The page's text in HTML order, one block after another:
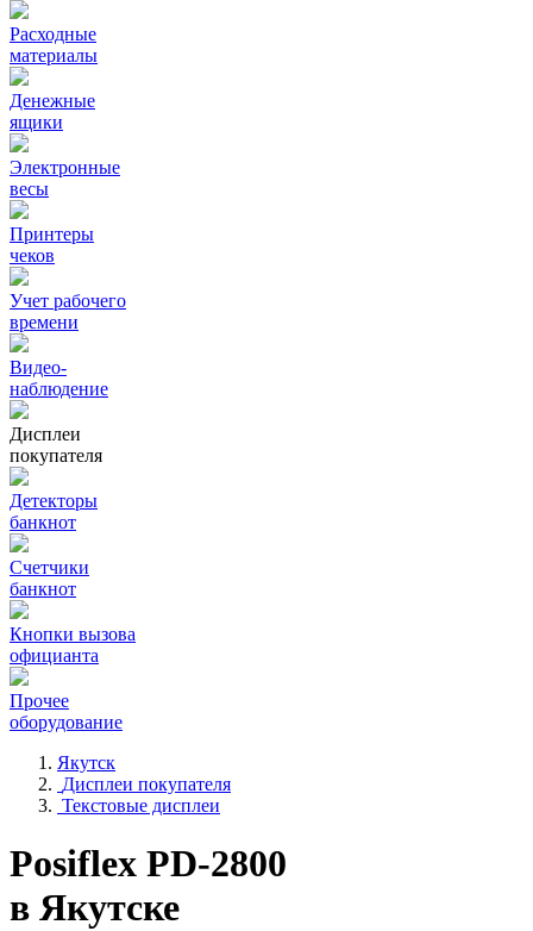
Расходные
материалы
Денежные
ящики
Электронные
весы
Принтеры
чеков
Учет рабочего
времени
Видео‑
наблюдение
Дисплеи
покупателя
Детекторы
банкнот
Счетчики
банкнот
Кнопки вызова
официанта
Прочее
оборудование
Якутск
Дисплеи покупателя
Текстовые дисплеи
Posiflex PD-2800
в Якутске